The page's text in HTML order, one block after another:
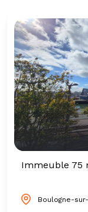
Immeuble 75
Boulogne-